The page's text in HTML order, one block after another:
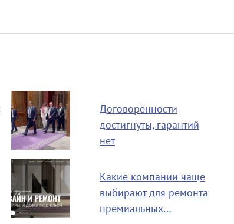
Договорённости
достигнуты, гарантий
нет
Какие компании чаще
выбирают для ремонта
премиальных…